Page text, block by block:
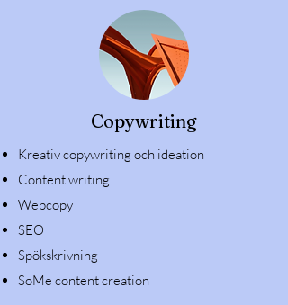
Copywriting
Kreativ copywriting och ideation
Content writing
Webcopy
SEO
Spökskrivning
SoMe content creation